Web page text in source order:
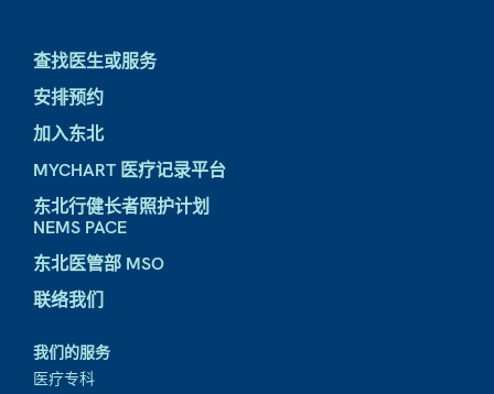
查找医生或服务
安排预约
加入东北
MYCHART 医疗记录平台
东北行健长者照护计划
NEMS PACE
东北医管部 MSO
联络我们
我们的服务
医疗专科